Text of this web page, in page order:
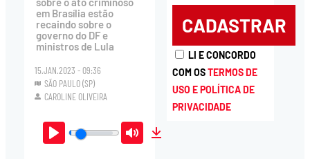
em Brasília estão
recaindo sobre o
governo do DF e
ministros de Lula
15.JAN.2023 - 09:36
SÃO PAULO (SP)
CAROLINE OLIVEIRA
Play Mute
LI E CONCORDO
COM OSTERMOS DE
USO E POLÍTICA DE
PRIVACIDADE